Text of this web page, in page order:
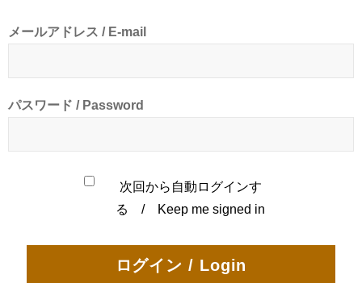
メールアドレス / E-mail
パスワード / Password
次回から自動ログインす
る / Keep me signed in